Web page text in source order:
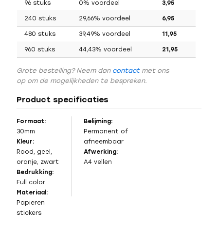
96 stuks 0% voordeel 3,95
240 stuks 29,66% voordeel 6,95
480 stuks 39,49% voordeel 11,95
960 stuks 44,43% voordeel 21,95
Grote bestelling? Neem dan contactmet ons
op om de mogelijkheden te bespreken.
Product specificaties
Formaat:
30mm
Kleur:
Rood, geel,
oranje, zwart
Bedrukking:
Full color
Materiaal:
Papieren
stickers
Belijming:
Permanent of
afneembaar
Afwerking:
A4 vellen